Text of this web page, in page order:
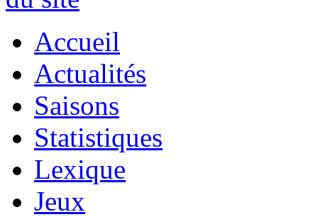
Accueil
Actualités
Saisons
Statistiques
Lexique
Jeux